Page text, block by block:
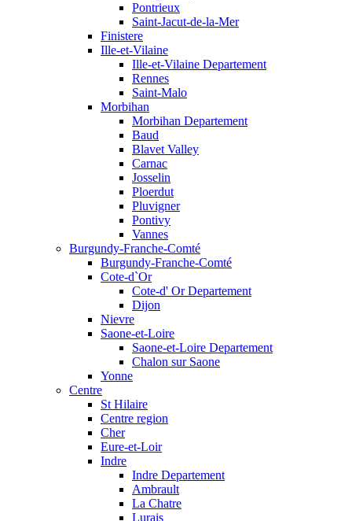
Pontrieux
Saint-Jacut-de-la-Mer
Finistere
Ille-et-Vilaine
Ille-et-Vilaine Departement
Rennes
Saint-Malo
Morbihan
Morbihan Departement
Baud
Blavet Valley
Carnac
Josselin
Ploerdut
Pluvigner
Pontivy
Vannes
Burgundy-Franche-Comté
Burgundy-Franche-Comté
Cote-d`Or
Cote-d' Or Departement
Dijon
Nievre
Saone-et-Loire
Saone-et-Loire Departement
Chalon sur Saone
Yonne
Centre
St Hilaire
Centre region
Cher
Eure-et-Loir
Indre
Indre Departement
Ambrault
La Chatre
Lurais